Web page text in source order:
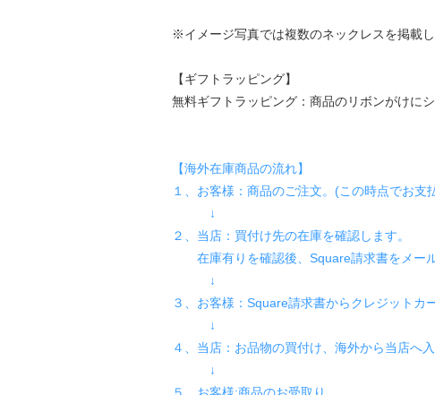
※イメージ写真では複数のネックレスを掲載
【ギフトラッピング】
無料ギフトラッピング：商品のリボンがけに
【海外在庫商品の流れ】
１、お客様：商品のご注文。(この時点でお支
↓
２、当店：買付け先の在庫を確認します。
在庫有りを確認後、Square請求書をメール
↓
３、お客様：Square請求書からクレジットカ
↓
４、当店：お品物の買付け、海外から当店へ
↓